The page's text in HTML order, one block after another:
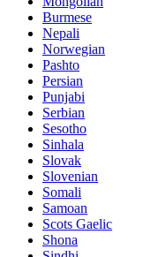
Burmese
Nepali
Norwegian
Pashto
Persian
Punjabi
Serbian
Sesotho
Sinhala
Slovak
Slovenian
Somali
Samoan
Scots Gaelic
Shona